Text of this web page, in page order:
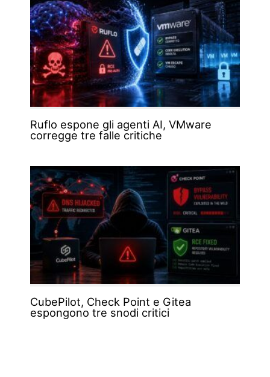
Ruflo espone gli agenti AI, VMware
corregge tre falle critiche
CubePilot, Check Point e Gitea
espongono tre snodi critici